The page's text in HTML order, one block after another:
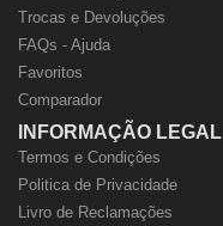
Trocas e Devoluções
FAQs - Ajuda
Favoritos
Comparador
INFORMAÇÃO LEGAL
Termos e Condições
Politica de Privacidade
Livro de Reclamações